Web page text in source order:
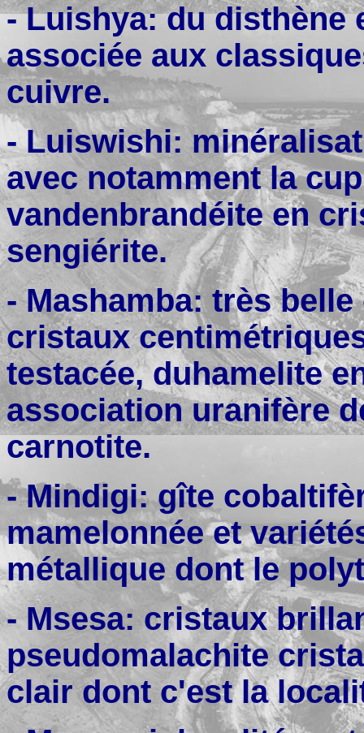
- Luishya: du disthène
associée aux
cuivre.
- Luiswishi:
avec notamment la
vandenbrandéite en
sengiérite.
- Mashamba: très
cristaux
testacée, duhamelite
association uranifère
carnotite.
- Mindigi: gîte
mamelonnée et
métallique dont le
- Msesa: cristaux
pseudomalachite
clair dont c'est la